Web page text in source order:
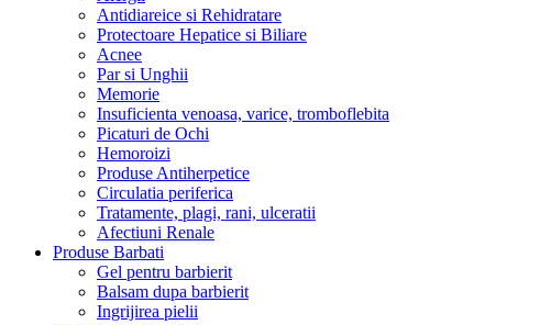
Antidiareice si Rehidratare
Protectoare Hepatice si Biliare
Acnee
Par si Unghii
Memorie
Insuficienta venoasa, varice, tromboflebita
Picaturi de Ochi
Hemoroizi
Produse Antiherpetice
Circulatia periferica
Tratamente, plagi, rani, ulceratii
Afectiuni Renale
Produse Barbati
Gel pentru barbierit
Balsam dupa barbierit
Ingrijirea pielii